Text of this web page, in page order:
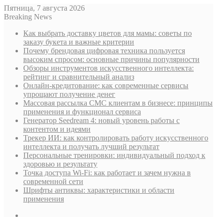
Пятница, 7 августа 2026
Breaking News
Как выбрать доставку цветов для мамы: советы по
заказу букета и важные критерии
Почему брендовая цифровая техника пользуется
высоким спросом: основные причины популярности
Обзоры инструментов искусственного интеллекта:
рейтинг и сравнительный анализ
Онлайн-кредитование: как современные сервисы
упрощают получение денег
Массовая рассылка СМС клиентам в бизнесе: принципы
применения и функционал сервиса
Генератор Seedream 4: новый уровень работы с
контентом и идеями
Трекер ИИ: как контролировать работу искусственного
интеллекта и получать лучший результат
Персональные тренировки: индивидуальный подход к
здоровью и результату
Точка доступа Wi-Fi: как работает и зачем нужна в
современной сети
Шрифты антиквы: характеристики и области
применения